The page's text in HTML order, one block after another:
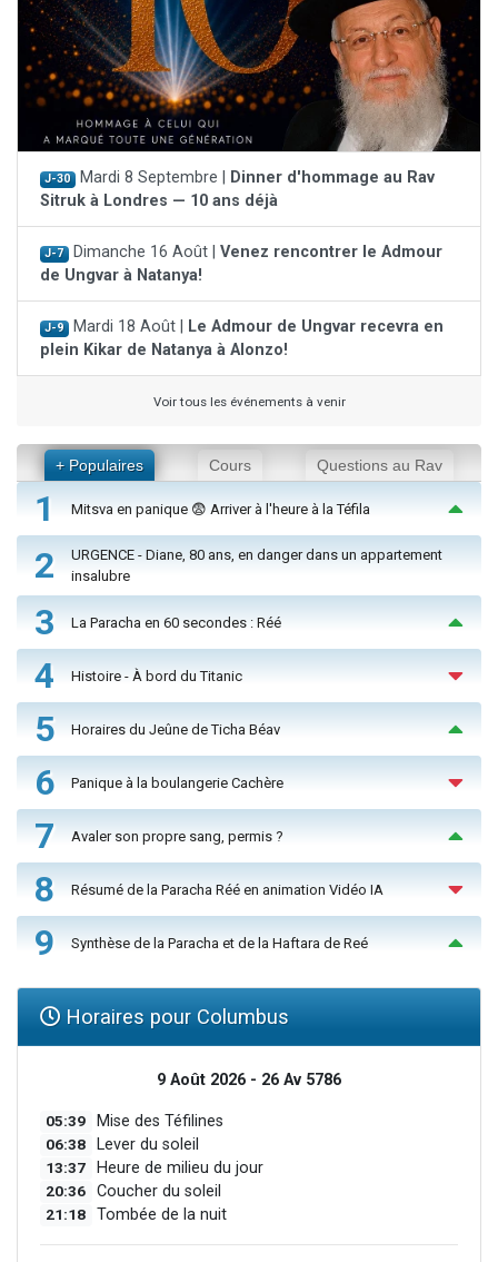
J-30 Mardi 8 Septembre | Dinner d'hommage au Rav
Sitruk à Londres — 10 ans déjà
J-7 Dimanche 16 Août | Venez rencontrer le Admour
de Ungvar à Natanya!
J-9 Mardi 18 Août | Le Admour de Ungvar recevra en
plein Kikar de Natanya à Alonzo!
Voir tous les événements à venir
+ Populaires Cours Questions au Rav
1 Mitsva en panique 😨 Arriver à l'heure à la Téfila
2
URGENCE - Diane, 80 ans, en danger dans un appartement
insalubre
3 La Paracha en 60 secondes : Réé
4 Histoire - À bord du Titanic
5 Horaires du Jeûne de Ticha Béav
6 Panique à la boulangerie Cachère
7 Avaler son propre sang, permis ?
8 Résumé de la Paracha Réé en animation Vidéo IA
9 Synthèse de la Paracha et de la Haftara de Reé
Horaires pour Columbus
9 Août 2026 - 26 Av 5786
05:39 Mise des Téfilines
06:38 Lever du soleil
13:37 Heure de milieu du jour
20:36 Coucher du soleil
21:18 Tombée de la nuit